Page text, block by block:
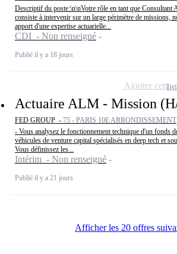
Descriptif du poste:\n\nVotre rôle en tant que Consultant
consiste à intervenir sur un large périmètre de missions,
apport d'une expertise actuarielle...
CDI - Non renseigné
Publié il y a 18 jours
Actuaire ALM - Mission
FED GROUP - 75 - PARIS 10E ARRONDISSEMENT
- Vous analysez le fonctionnement technique d'un fonds
véhicules de venture capital spécialisés en deep tech et
Vous définissez les...
Intérim - Non renseigné
Publié il y a 21 jours
Ajouter cette
Afficher les 20 offres